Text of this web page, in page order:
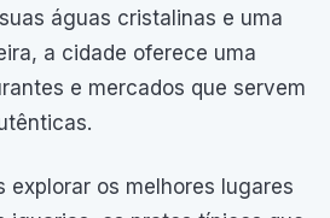
águas cristalinas e uma
a cidade oferece uma
e mercados que servem
explorar os melhores lugares